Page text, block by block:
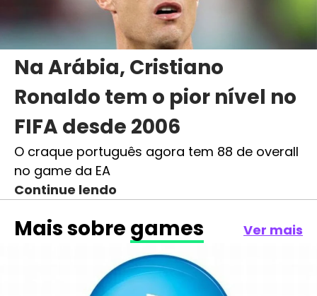
Na Arábia, Cristiano
Ronaldo tem o pior nível no
FIFA desde 2006
O craque português agora tem 88 de overall
no game da EA
Continue lendo
Mais sobre games Ver mais